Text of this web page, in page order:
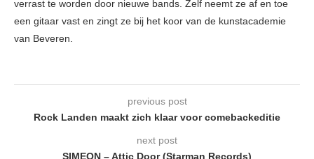
verrast te worden door nieuwe bands. Zelf neemt ze af en toe
een gitaar vast en zingt ze bij het koor van de kunstacademie
van Beveren.
previous post
Rock Landen maakt zich klaar voor comebackeditie
next post
SIMEON – Attic Door (Starman Records)